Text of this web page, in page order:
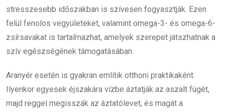
stresszesebb időszakban is szívesen fogyasztják. Ezen
felül fenolos vegyületeket, valamint omega-3- és omega-6-
zsírsavakat is tartalmazhat, amelyek szerepet játszhatnak a
szív egészségének támogatásában.
Aranyér esetén is gyakran említik otthoni praktikaként.
Ilyenkor egyesek éjszakára vízbe áztatják az aszalt fügét,
majd reggel megisszák az áztatólevet, és magát a